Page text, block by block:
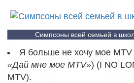
Симпсоны всей семьей в
Я больше не хочу мое MTV
«Дай мне мое MTV») (I NO
MTV).